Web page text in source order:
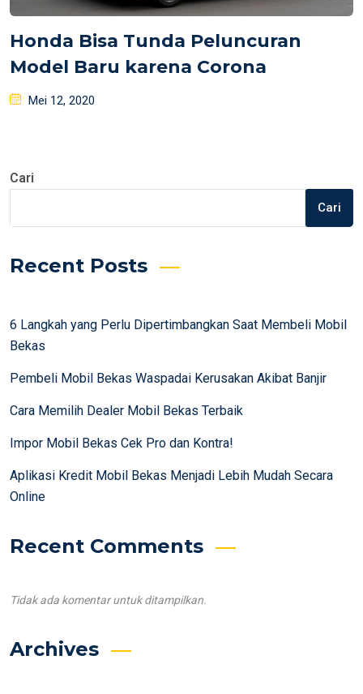
Honda Bisa Tunda Peluncuran
Model Baru karena Corona
Posted
Mei 12, 2020
Cari
Cari
Recent Posts
6 Langkah yang Perlu Dipertimbangkan Saat Membeli Mobil
Bekas
Pembeli Mobil Bekas Waspadai Kerusakan Akibat Banjir
Cara Memilih Dealer Mobil Bekas Terbaik
Impor Mobil Bekas Cek Pro dan Kontra!
Aplikasi Kredit Mobil Bekas Menjadi Lebih Mudah Secara
Online
Recent Comments
Tidak ada komentar untuk ditampilkan.
Archives